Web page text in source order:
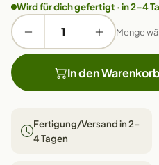
Wird für dich gefertigt · in 2–4
Menge
In den Warenkorb
Fertigung/Versand in 2–
4 Tagen